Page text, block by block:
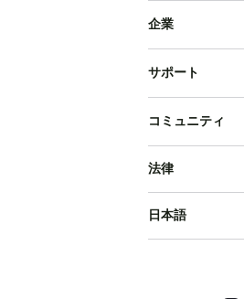
企業
サポート
コミュニティ
法律
日本語